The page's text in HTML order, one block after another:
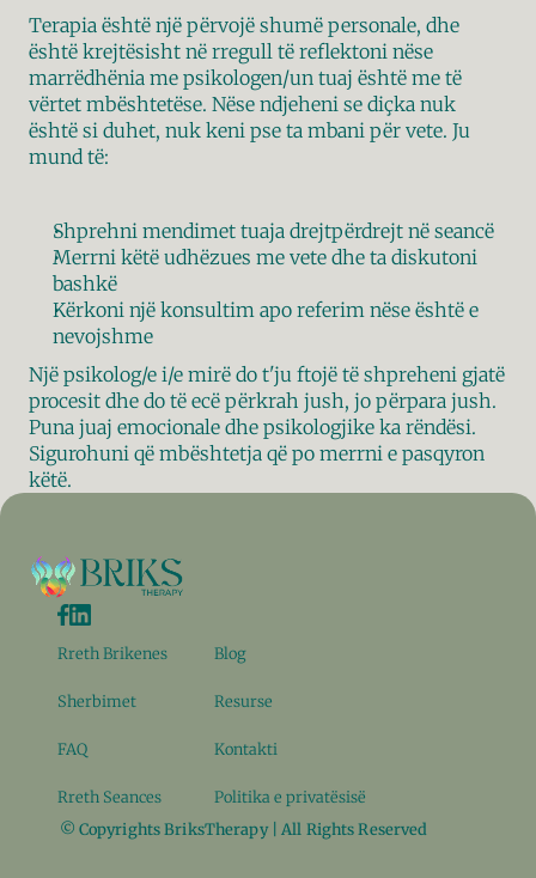
Terapia është një përvojë shumë personale, dhe
është krejtësisht në rregull të reflektoni nëse
marrëdhënia me psikologen/un tuaj është me të
vërtet mbështetëse. Nëse ndjeheni se diçka nuk
është si duhet, nuk keni pse ta mbani për vete. Ju
mund të:
Shprehni mendimet tuaja drejtpërdrejt në seancë
Merrni këtë udhëzues me vete dhe ta diskutoni
bashkë
Kërkoni një konsultim apo referim nëse është e
nevojshme
Një psikolog/e i/e mirë do t'ju ftojë të shpreheni gjatë
procesit dhe do të ecë përkrah jush, jo përpara jush.
Puna juaj emocionale dhe psikologjike ka rëndësi.
Sigurohuni që mbështetja që po merrni e pasqyron
këtë.
Rreth Brikenes
Sherbimet
FAQ
Rreth Seances
Blog
Resurse
Kontakti
Politika e privatësisë
© Copyrights BriksTherapy | All Rights Reserved